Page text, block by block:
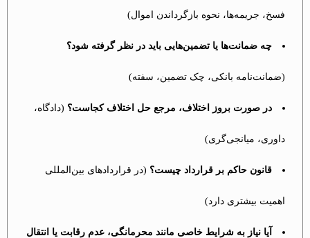
فسخ، جریمه‌ها، نحوه بازگرداندن اموال)
چه ضمانت‌ها یا تضمین‌هایی باید در نظر گرفته شود؟
(ضمانت‌نامه بانکی، چک تضمین، سفته)
در صورت بروز اختلاف، مرجع حل اختلاف کجاست؟ (دادگاه،
داوری، میانجی‌گری)
قانون حاکم بر قرارداد چیست؟ (در قراردادهای بین‌المللی
اهمیت بیشتری دارد)
آیا نیاز به شرایط خاصی مانند محرمانگی، عدم رقابت یا انتقال